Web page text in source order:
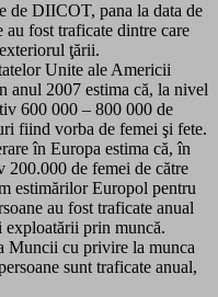
de DIICOT, pana la data de
au fost traficate dintre care
ţării.
Unite ale Americii
anul 2007 estima că, la nivel
600 000 – 800 000 de
fiind vorba de femei şi fete.
în Europa estima că, în
200.000 de femei de către
estimărilor Europol pentru
au fost traficate anual
exploatării prin muncă.
Muncii cu privire la munca
sunt traficate anual,